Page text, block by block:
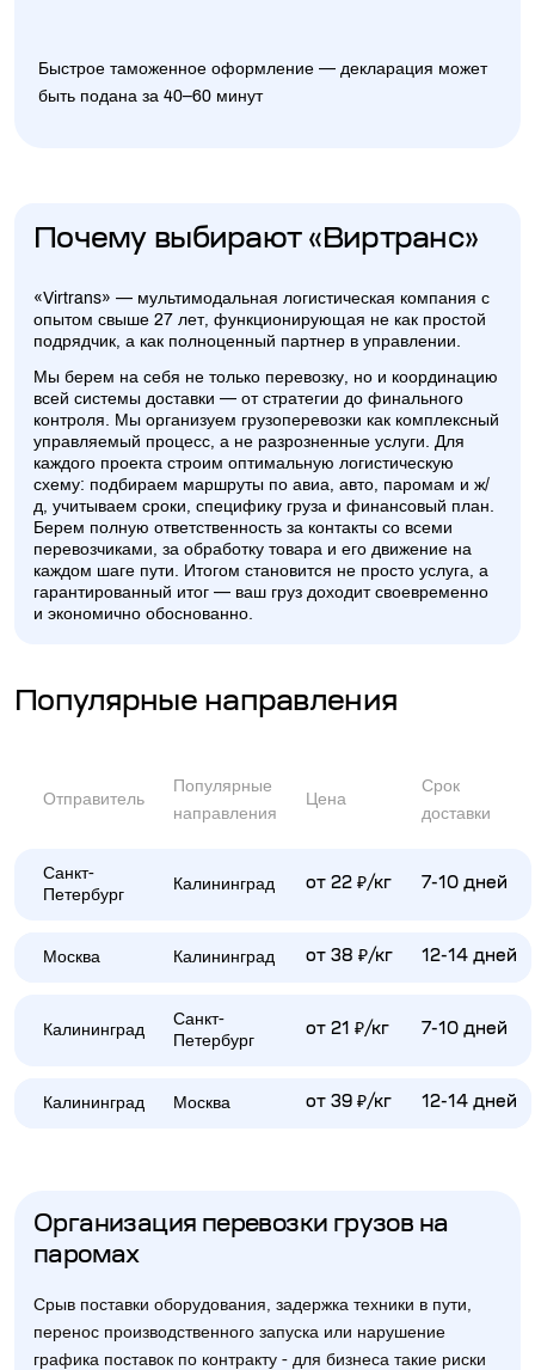
Быстрое таможенное оформление — декларация может
быть подана за 40–60 минут
Почему выбирают «Виртранс»
«Virtrans» — мультимодальная логистическая компания с
опытом свыше 27 лет, функционирующая не как простой
подрядчик, а как полноценный партнер в управлении.
Мы берем на себя не только перевозку, но и координацию
всей системы доставки — от стратегии до финального
контроля. Мы организуем грузоперевозки как комплексный
управляемый процесс, а не разрозненные услуги. Для
каждого проекта строим оптимальную логистическую
схему: подбираем маршруты по авиа, авто, паромам и ж/
д, учитываем сроки, специфику груза и финансовый план.
Берем полную ответственность за контакты со всеми
перевозчиками, за обработку товара и его движение на
каждом шаге пути. Итогом становится не просто услуга, а
гарантированный итог — ваш груз доходит своевременно
и экономично обоснованно.
Популярные направления
Отправитель
Популярные
направления
Цена
Срок
доставки
Санкт-
Петербург
Калининград от 22 ₽/кг 7-10 дней
Москва Калининград от 38 ₽/кг 12-14 дней
Калининград
Санкт-
Петербург
от 21 ₽/кг 7-10 дней
Калининград Москва от 39 ₽/кг 12-14 дней
Организация перевозки грузов на
паромах
Срыв поставки оборудования, задержка техники в пути,
перенос производственного запуска или нарушение
графика поставок по контракту - для бизнеса такие риски